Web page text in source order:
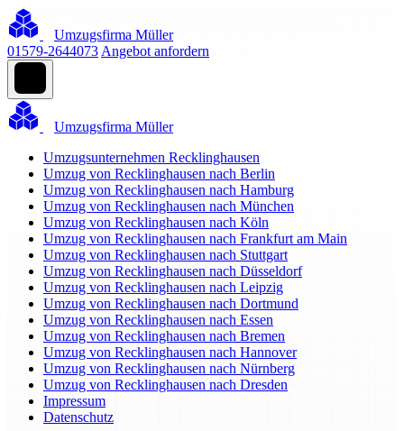
Umzugsfirma Müller
01579-2644073 Angebot anfordern
Umzugsfirma Müller
Umzugsunternehmen Recklinghausen
Umzug von Recklinghausen nach Berlin
Umzug von Recklinghausen nach Hamburg
Umzug von Recklinghausen nach München
Umzug von Recklinghausen nach Köln
Umzug von Recklinghausen nach Frankfurt am Main
Umzug von Recklinghausen nach Stuttgart
Umzug von Recklinghausen nach Düsseldorf
Umzug von Recklinghausen nach Leipzig
Umzug von Recklinghausen nach Dortmund
Umzug von Recklinghausen nach Essen
Umzug von Recklinghausen nach Bremen
Umzug von Recklinghausen nach Hannover
Umzug von Recklinghausen nach Nürnberg
Umzug von Recklinghausen nach Dresden
Impressum
Datenschutz